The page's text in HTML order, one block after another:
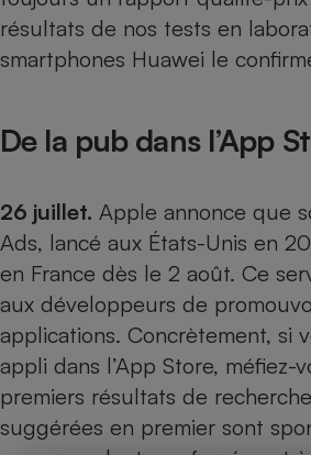
résultats de nos tests en
smartphones Huawei le
De la pub dans l’App
26 juillet. Apple annonce que
Ads, lancé aux États-Unis en
en France dès le 2 août. Ce
aux développeurs de
applications. Concrètement, si
appli dans l’App Store, méfiez-
premiers résultats de
suggérées en premier sont